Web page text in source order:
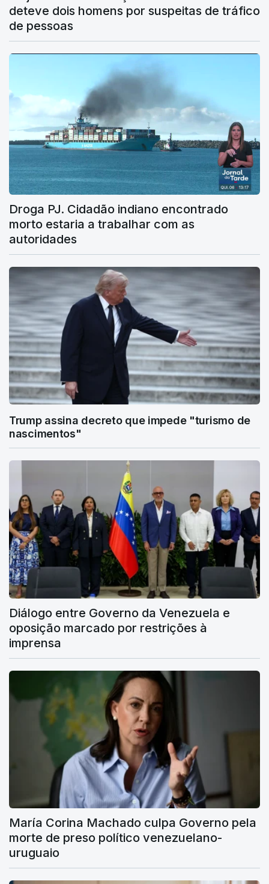
deteve dois homens por suspeitas de tráfico
de pessoas
Droga PJ. Cidadão indiano encontrado
morto estaria a trabalhar com as
autoridades
Trump assina decreto que impede "turismo de
nascimentos"
Diálogo entre Governo da Venezuela e
oposição marcado por restrições à
imprensa
María Corina Machado culpa Governo pela
morte de preso político venezuelano-
uruguaio